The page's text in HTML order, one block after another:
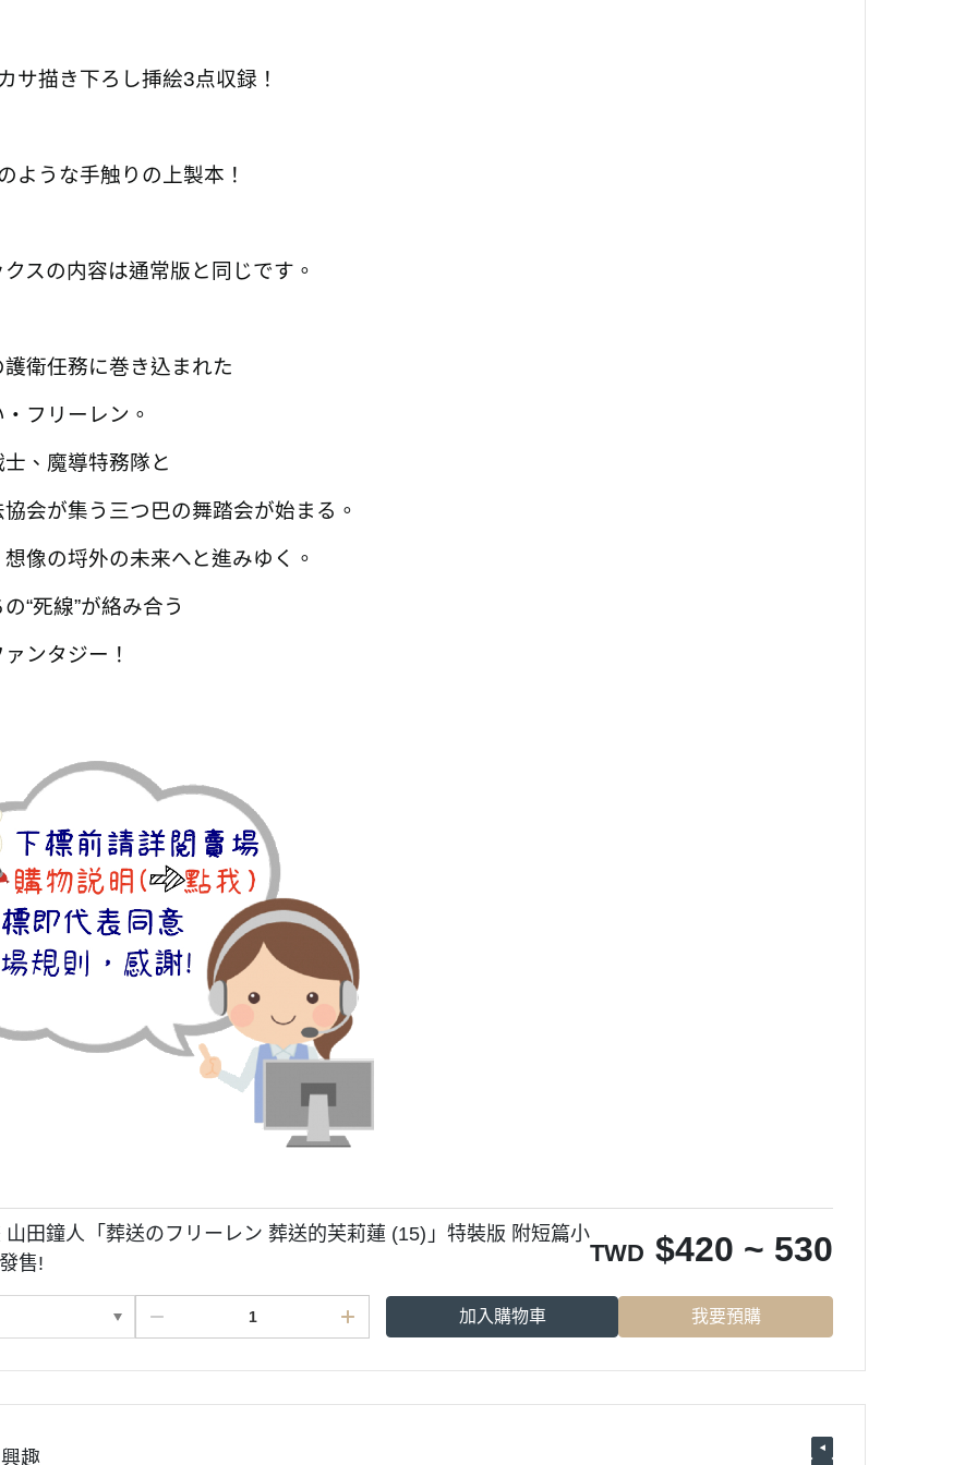
サ描き下ろし挿絵3点収録！
ような手触りの上製本！
スの内容は通常版と同じです。
衛任務に巻き込まれた
フリーレン。
、魔導特務隊と
会が集う三つ巴の舞踏会が始まる。
像の埒外の未来へと進みゆく。
“死線”が絡み合う
ンタジー！
山田鐘人「葬送のフリーレン 葬送的芙莉蓮 (15)」特裝版 附短篇小
售!
TWD $420 ~ 530
加入購物車 我要預購
趣